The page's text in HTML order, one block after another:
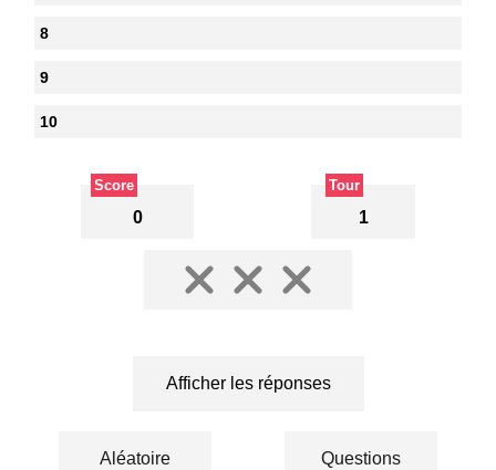
8
9
10
Score
0
Tour
1
Afficher les réponses
Aléatoire Questions